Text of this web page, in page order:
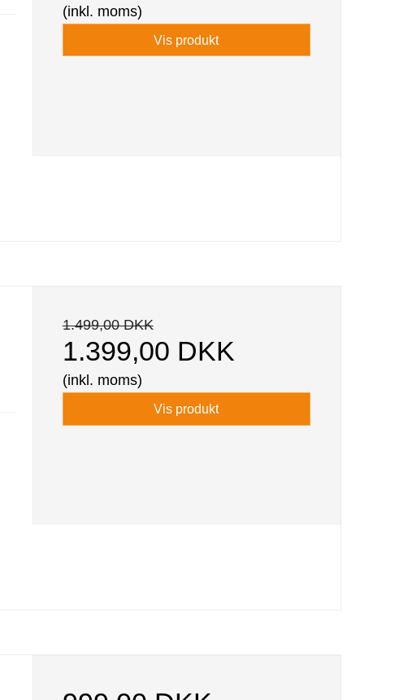
(inkl. moms)
Vis produkt
1.499,00 DKK
1.399,00 DKK
(inkl. moms)
Vis produkt